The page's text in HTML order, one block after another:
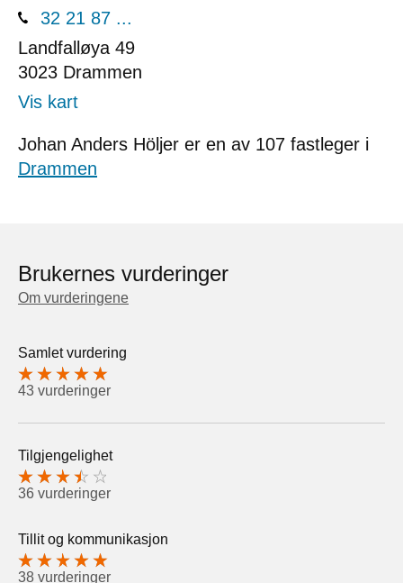
32 21 87 ...
Landfalløya 49
3023 Drammen
Vis kart
Johan Anders Höljer er en av 107 fastleger i
Drammen
Brukernes vurderinger
Om vurderingene
Samlet vurdering
43 vurderinger
Tilgjengelighet
36 vurderinger
Tillit og kommunikasjon
38 vurderinger